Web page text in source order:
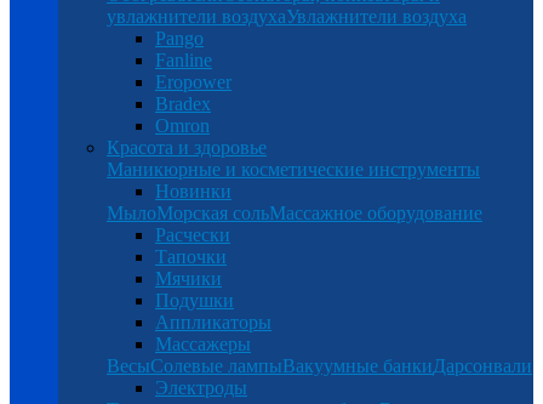
увлажнители воздухаУвлажнители воздуха
Pango
Fanline
Eropower
Bradex
Omron
Красота и здоровье
Маникюрные и косметические инструменты
Новинки
МылоМорская сольМассажное оборудование
Расчески
Тапочки
Мячики
Подушки
Аппликаторы
Массажеры
ВесыСолевые лампыВакуумные банкиДарсонвали
Электроды